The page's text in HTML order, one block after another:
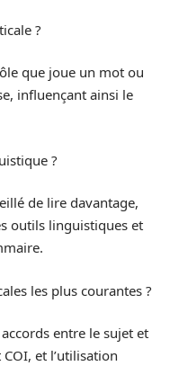
?
que joue un mot ou
influençant ainsi le
?
de lire davantage,
outils linguistiques et
les plus courantes ?
entre le sujet et
et l’utilisation